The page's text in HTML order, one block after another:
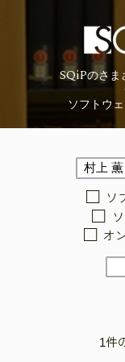
SQiPのさま
ソフトウ
ソ
オ
1件